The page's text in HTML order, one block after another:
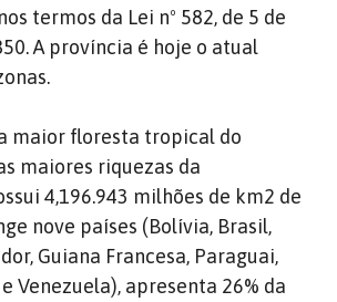
termos da Lei nº 582, de 5 de
A província é hoje o atual
maior floresta tropical do
maiores riquezas da
4,196.943 milhões de km2 de
nove países (Bolívia, Brasil,
Guiana Francesa, Paraguai,
Venezuela), apresenta 26% da